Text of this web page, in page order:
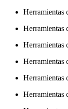
Herramientas
Herramientas
Herramientas
Herramientas
Herramientas
Herramientas